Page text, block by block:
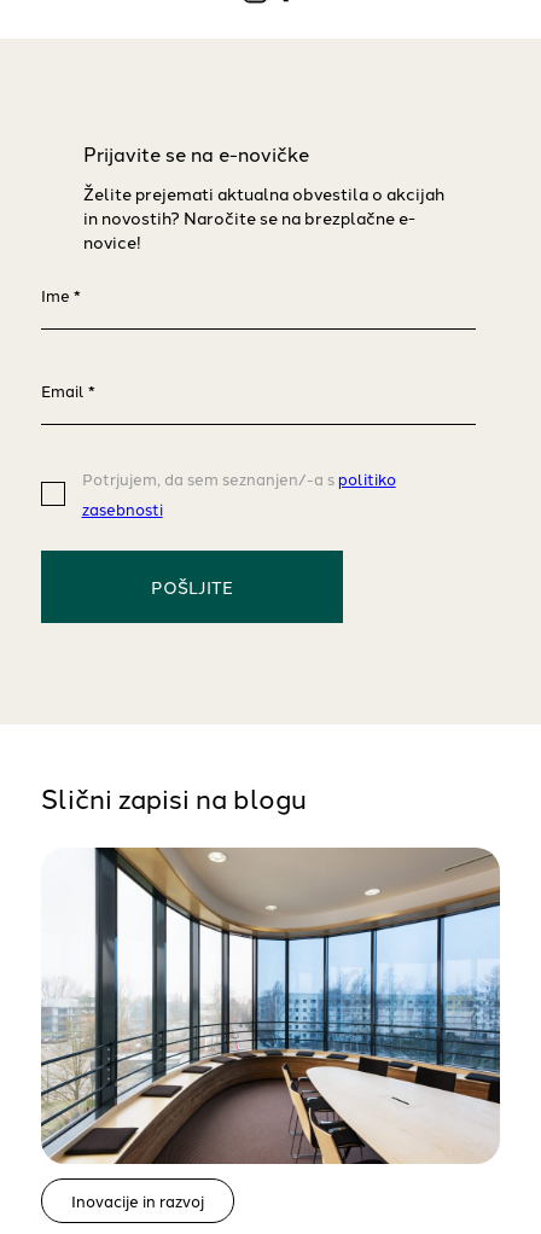
Prijavite se na e-novičke
Želite prejemati aktualna obvestila o akcijah
in novostih? Naročite se na brezplačne e-
novice!
Ime *
Email *
Potrjujem, da sem seznanjen/-a spolitiko
zasebnosti
Slični zapisi na blogu
Inovacije in razvoj